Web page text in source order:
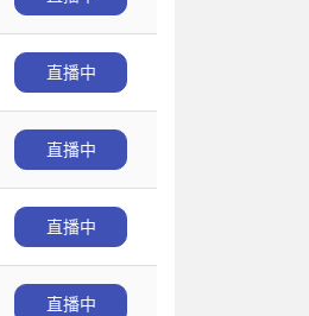
直播中
直播中
直播中
直播中